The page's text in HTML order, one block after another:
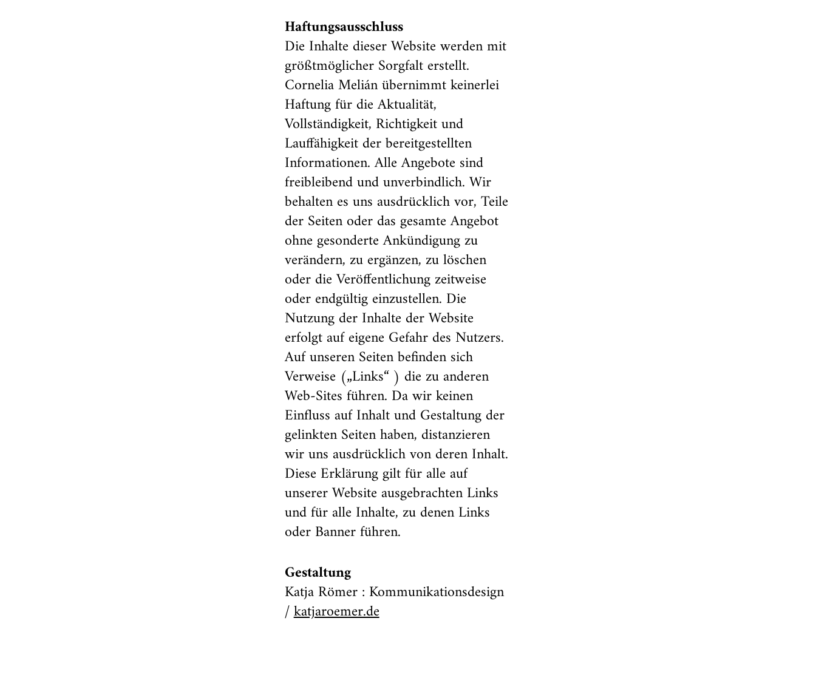
Haftungsausschluss
Die Inhalte dieser Website werden mit
größtmöglicher Sorgfalt erstellt.
Cornelia Melián übernimmt keinerlei
Haftung für die Aktualität,
Vollständigkeit, Richtigkeit und
Lauffähigkeit der bereitgestellten
Informationen. Alle Angebote sind
freibleibend und unverbindlich. Wir
behalten es uns ausdrücklich vor, Teile
der Seiten oder das gesamte Angebot
ohne gesonderte Ankündigung zu
verändern, zu ergänzen, zu löschen
oder die Veröffentlichung zeitweise
oder endgültig einzustellen. Die
Nutzung der Inhalte der Website
erfolgt auf eigene Gefahr des Nutzers.
Auf unseren Seiten befinden sich
Verweise („Links“ ) die zu anderen
Web-Sites führen. Da wir keinen
Einfluss auf Inhalt und Gestaltung der
gelinkten Seiten haben, distanzieren
wir uns ausdrücklich von deren Inhalt.
Diese Erklärung gilt für alle auf
unserer Website ausgebrachten Links
und für alle Inhalte, zu denen Links
oder Banner führen.
Gestaltung
Katja Römer : Kommunikationsdesign
/katjaroemer.de